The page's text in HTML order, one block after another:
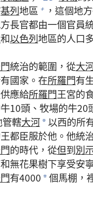
基列地區 + ，這個地
長官都由一個官員
和以色列地區的人口
統治的範圍，從大
國家。在所羅門有
應給所羅門王宮的
10頭、牧場的牛
轄大河*以西的所
都臣服於他。他統
的時代，從但到別
無花果樹下享受安
有4000 *個馬棚，